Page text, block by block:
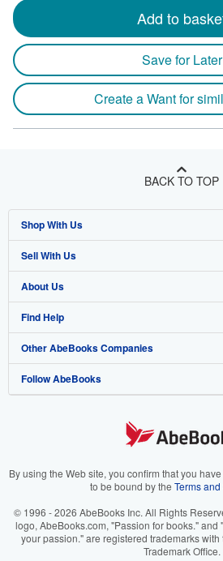
Add to
Save for Later
Create a Want for
BACK TO TOP
Shop With Us
Advanced Search
Browse Collections
My Account
My Orders
View Basket
Sell With Us
Start Selling
Join Our Affiliate Program
Book Buyback
Refer a seller
About Us
About AbeBooks
Media
Careers
Your Ads Privacy Choices
Accessibility
Find Help
Help
Customer Support
Other AbeBooks Companies
AbeBooks.co.uk
AbeBooks.it
AbeBooks.ca
Follow AbeBooks
By using the Web site, you confirm that you
to be bound by the Terms
© 1996 - 2026 AbeBooks Inc. All Rights
logo, AbeBooks.com, "Passion for books." and
your passion." are registered trademarks
Trademark Office.